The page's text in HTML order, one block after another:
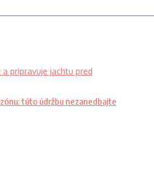
túto údržbu nezanedbajte